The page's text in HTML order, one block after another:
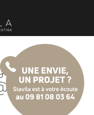
stavila-